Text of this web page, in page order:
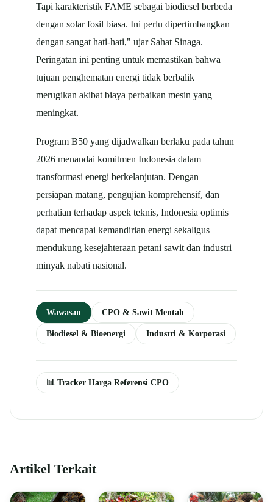
Tapi karakteristik FAME sebagai biodiesel berbeda
dengan solar fosil biasa. Ini perlu dipertimbangkan
dengan sangat hati-hati," ujar Sahat Sinaga.
Peringatan ini penting untuk memastikan bahwa
tujuan penghematan energi tidak berbalik
merugikan akibat biaya perbaikan mesin yang
meningkat.​
Program B50 yang dijadwalkan berlaku pada tahun
2026 menandai komitmen Indonesia dalam
transformasi energi berkelanjutan. Dengan
persiapan matang, pengujian komprehensif, dan
perhatian terhadap aspek teknis, Indonesia optimis
dapat mencapai kemandirian energi sekaligus
mendukung kesejahteraan petani sawit dan industri
minyak nabati nasional.
Wawasan CPO & Sawit Mentah
Biodiesel & Bioenergi Industri & Korporasi
📊 Tracker Harga Referensi CPO
Artikel Terkait